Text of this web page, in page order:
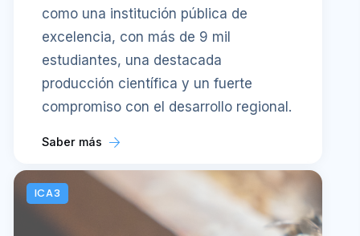
como una institución pública de
excelencia, con más de 9 mil
estudiantes, una destacada
producción científica y un fuerte
compromiso con el desarrollo regional.
Saber más
ICA3